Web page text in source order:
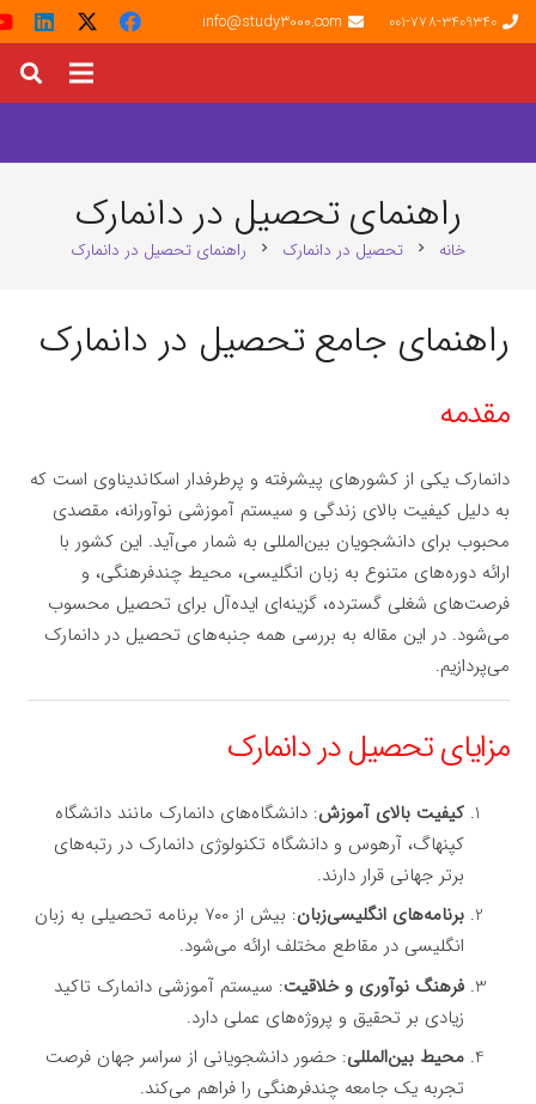
001-778-3409340
info@study3000.com
راهنمای تحصیل در دانمارک
خانه chevron_right تحصیل در دانمارک chevron_right راهنمای تحصیل در دانمارک
راهنمای جامع تحصیل در دانمارک
مقدمه
دانمارک یکی از کشورهای پیشرفته و پرطرفدار اسکاندیناوی است که
به دلیل کیفیت بالای زندگی و سیستم آموزشی نوآورانه، مقصدی
محبوب برای دانشجویان بین‌المللی به شمار می‌آید. این کشور با
ارائه دوره‌های متنوع به زبان انگلیسی، محیط چندفرهنگی، و
فرصت‌های شغلی گسترده، گزینه‌ای ایده‌آل برای تحصیل محسوب
می‌شود. در این مقاله به بررسی همه جنبه‌های تحصیل در دانمارک
می‌پردازیم.
مزایای تحصیل در دانمارک
کیفیت بالای آموزش: دانشگاه‌های دانمارک مانند دانشگاه
کپنهاگ، آرهوس و دانشگاه تکنولوژی دانمارک در رتبه‌های
برتر جهانی قرار دارند.
برنامه‌های انگلیسی‌زبان
: بیش از ۷۰۰ برنامه تحصیلی به زبان
انگلیسی در مقاطع مختلف ارائه می‌شود.
فرهنگ نوآوری و خلاقیت: سیستم آموزشی دانمارک تاکید
زیادی بر تحقیق و پروژه‌های عملی دارد.
محیط بین‌المللی: حضور دانشجویانی از سراسر جهان فرصت
تجربه یک جامعه چندفرهنگی را فراهم می‌کند.